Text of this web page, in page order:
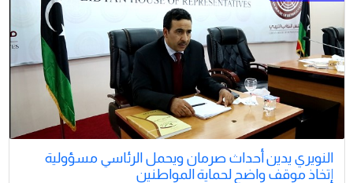
النويري يدين أحداث صرمان ويحمل الرئاسي مسؤولية
إتخاذ موقف واضح لحماية المواطنين